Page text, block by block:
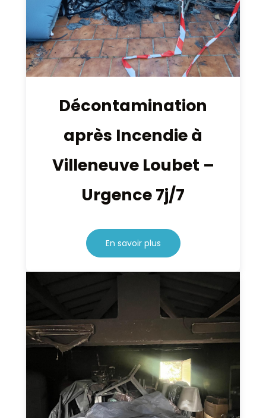
Décontamination
après Incendie à
Villeneuve Loubet –
Urgence 7j/7
En savoir plus